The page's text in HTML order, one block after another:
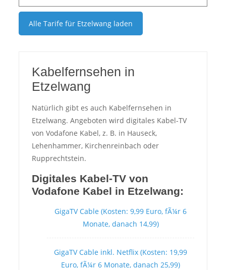
Alle Tarife für Etzelwangladen
Kabelfernsehen in
Etzelwang
Natürlich gibt es auch Kabelfernsehen in
Etzelwang. Angeboten wird digitales Kabel-TV
von Vodafone Kabel, z. B. in Hauseck,
Lehenhammer, Kirchenreinbach oder
Rupprechtstein.
Digitales Kabel-TV von
Vodafone Kabel in Etzelwang:
GigaTV Cable (Kosten: 9,99 Euro, fÃ¼r 6
Monate, danach 14,99)
GigaTV Cable inkl. Netflix (Kosten: 19,99
Euro, fÃ¼r 6 Monate, danach 25,99)